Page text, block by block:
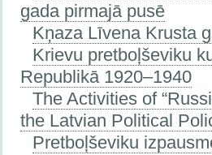
gada pirmajā pusē
Kņaza Līvena Krusta
Krievu pretboļševiku
Republikā 1920–1940
The Activities of
the Latvian Political
Pretboļševiku